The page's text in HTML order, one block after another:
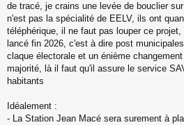
de tracé, je crains une levée de bouclier
n'est pas la spécialité de EELV, ils ont
téléphérique, il ne faut pas louper ce
lancé fin 2026, c'est à dire post
claque électorale et un énième
majorité, là il faut qu'il assure le service
habitants
Idéalement :
- La Station Jean Macé sera surement à